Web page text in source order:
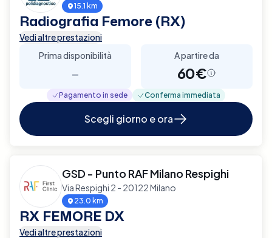
15.1 km
Radiografia Femore (RX)
Vedi altre prestazioni
Prima disponibilità
-
A partire da
60€
Pagamento in sede Conferma immediata
Scegli giorno e ora
GSD - Punto RAF Milano Respighi
Via Respighi 2 - 20122 Milano
23.0 km
RX FEMORE DX
Vedi altre prestazioni